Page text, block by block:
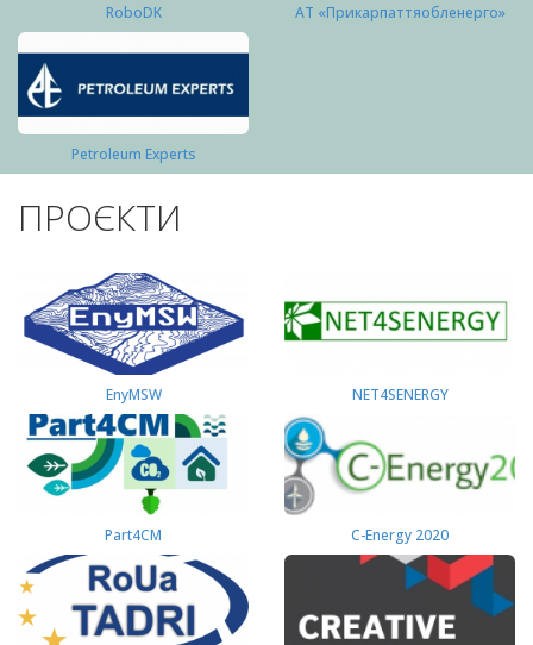
RoboDK АТ «Прикарпаттяобленерго»
Petroleum Experts
ПРОЄКТИ
EnyMSW NET4SENERGY
Part4СМ C-Energy 2020